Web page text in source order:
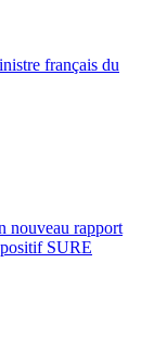
français du
nouveau rapport
SURE